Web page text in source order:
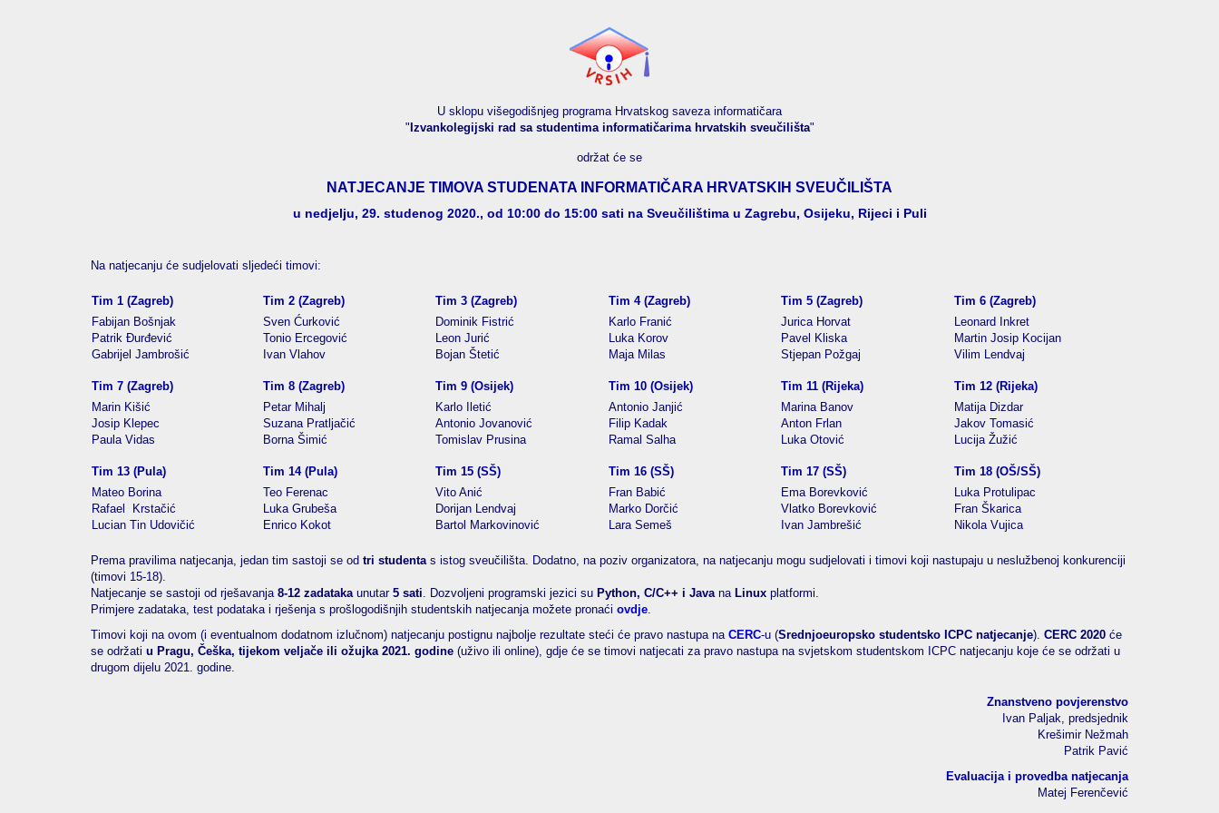
U sklopu višegodišnjeg programa Hrvatskog saveza informatičara
" Izvankolegijski rad sa studentima informatičarima hrvatskih sveučilišta"
održat će se
NATJECANJE TIMOVA STUDENATA INFORMATIČARA HRVATSKIH SVEUČILIŠTA
u nedjelju, 29. studenog 2020., od 10:00 do 15:00 sati na Sveučilištima u Zagrebu, Osijeku, Rijeci i Puli
Na natjecanju će sudjelovati sljedeći timovi:
Tim 1 (Zagreb)
Fabijan Bošnjak
Patrik Đurđević
Gabrijel Jambrošić
Tim 2 (Zagreb)
Sven Ćurković
Tonio Ercegović
Ivan Vlahov
Tim 3 (Zagreb)
Dominik Fistrić
Leon Jurić
Bojan Štetić
Tim 4 (Zagreb)
Karlo Franić
Luka Korov
Maja Milas
Tim 5 (Zagreb)
Jurica Horvat
Pavel Kliska
Stjepan Požgaj
Tim 6 (Zagreb)
Leonard Inkret
Martin Josip Kocijan
Vilim Lendvaj
Tim 7 (Zagreb)
Marin Kišić
Josip Klepec
Paula Vidas
Tim 8 (Zagreb)
Petar Mihalj
Suzana Pratljačić
Borna Šimić
Tim 9 (Osijek)
Karlo Iletić
Antonio Jovanović
Tomislav Prusina
Tim 10 (Osijek)
Antonio Janjić
Filip Kadak
Ramal Salha
Tim 11 (Rijeka)
Marina Banov
Anton Frlan
Luka Otović
Tim 12 (Rijeka)
Matija Dizdar
Jakov Tomasić
Lucija Žužić
Tim 13 (Pula)
Mateo Borina
Rafael Krstačić
Lucian Tin Udovičić
Tim 14 (Pula)
Teo Ferenac
Luka Grubeša
Enrico Kokot
Tim 15 (SŠ)
Vito Anić
Dorijan Lendvaj
Bartol Markovinović
Tim 16 (SŠ)
Fran Babić
Marko Dorčić
Lara Semeš
Tim 17 (SŠ)
Ema Borevković
Vlatko Borevković
Ivan Jambrešić
Tim 18 (OŠ/SŠ)
Luka Protulipac
Fran Škarica
Nikola Vujica
Prema pravilima natjecanja, jedan tim sastoji se od tri studentas istog sveučilišta. Dodatno, na poziv organizatora, na natjecanju mogu sudjelovati i timovi koji nastupaju u neslužbenoj konkurenciji
(timovi 15-18).
Natjecanje se sastoji od rješavanja 8-12 zadatakaunutar 5 sati. Dozvoljeni programski jezici su Python, C/C++ i Javana Linux platformi.
Primjere zadataka, test podataka i rješenja s prošlogodišnjih studentskih natjecanja možete pronaći ovdje.
Timovi koji na ovom (i eventualnom dodatnom izlučnom) natjecanju postignu najbolje rezultate steći će pravo nastupa na CERC-u (Srednjoeuropsko studentsko ICPC natjecanje). CERC 2020 će
se održati u Pragu, Češka, tijekom veljače ili ožujka 2021. godine (uživo ili online), gdje će se timovi natjecati za pravo nastupa na svjetskom studentskom ICPC natjecanju koje će se održati u
drugom dijelu 2021. godine.
Znanstveno povjerenstvo
Ivan Paljak, predsjednik
Krešimir Nežmah
Patrik Pavić
Evaluacija i provedba natjecanja
Matej Ferenčević